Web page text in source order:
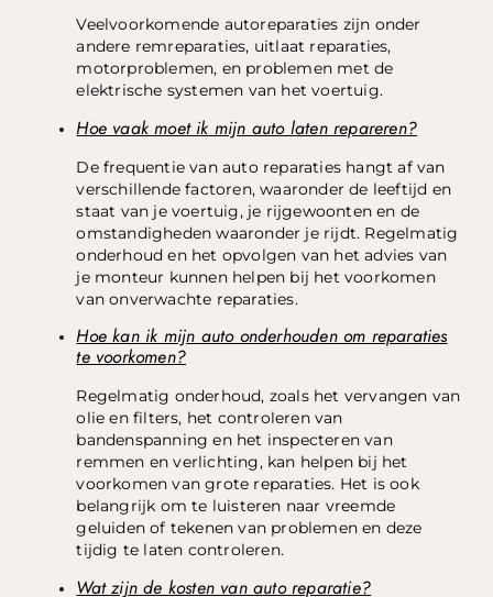
Veelvoorkomende autoreparaties zijn onder
andere remreparaties, uitlaat reparaties,
motorproblemen, en problemen met de
elektrische systemen van het voertuig.
Hoe vaak moet ik mijn auto laten repareren?
De frequentie van auto reparaties hangt af van
verschillende factoren, waaronder de leeftijd en
staat van je voertuig, je rijgewoonten en de
omstandigheden waaronder je rijdt. Regelmatig
onderhoud en het opvolgen van het advies van
je monteur kunnen helpen bij het voorkomen
van onverwachte reparaties.
Hoe kan ik mijn auto onderhouden om reparaties
te voorkomen?
Regelmatig onderhoud, zoals het vervangen van
olie en filters, het controleren van
bandenspanning en het inspecteren van
remmen en verlichting, kan helpen bij het
voorkomen van grote reparaties. Het is ook
belangrijk om te luisteren naar vreemde
geluiden of tekenen van problemen en deze
tijdig te laten controleren.
Wat zijn de kosten van auto reparatie?